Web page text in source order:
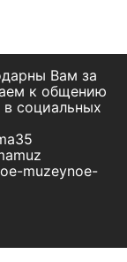
Вам за
к общению
социальных
muzeynoe-